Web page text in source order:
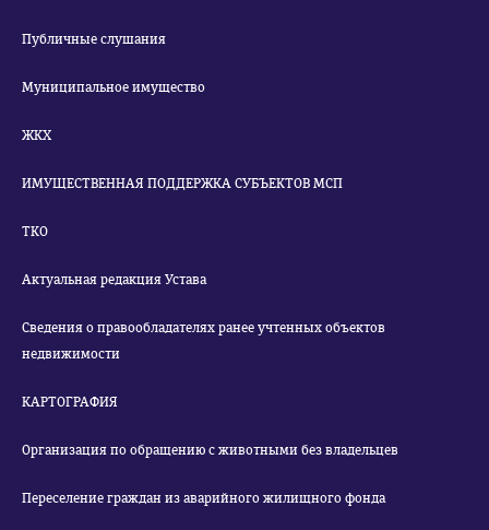
Публичные слушания
Муниципальное имущество
ЖКХ
ИМУЩЕСТВЕННАЯ ПОДДЕРЖКА СУБЪЕКТОВ МСП
ТКО
Актуальная редакция Устава
Сведения о правообладателях ранее учтенных объектов
недвижимости
КАРТОГРАФИЯ
Организация по обращению с животными без владельцев
Переселение граждан из аварийного жилищного фонда